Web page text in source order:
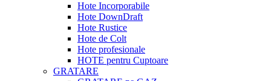
Hote Incorporabile
Hote DownDraft
Hote Rustice
Hote de Colt
Hote profesionale
HOTE pentru Cuptoare
GRATARE